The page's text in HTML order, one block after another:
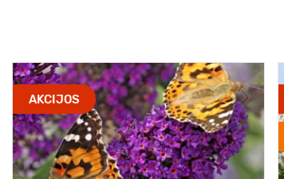
AKCIJOS